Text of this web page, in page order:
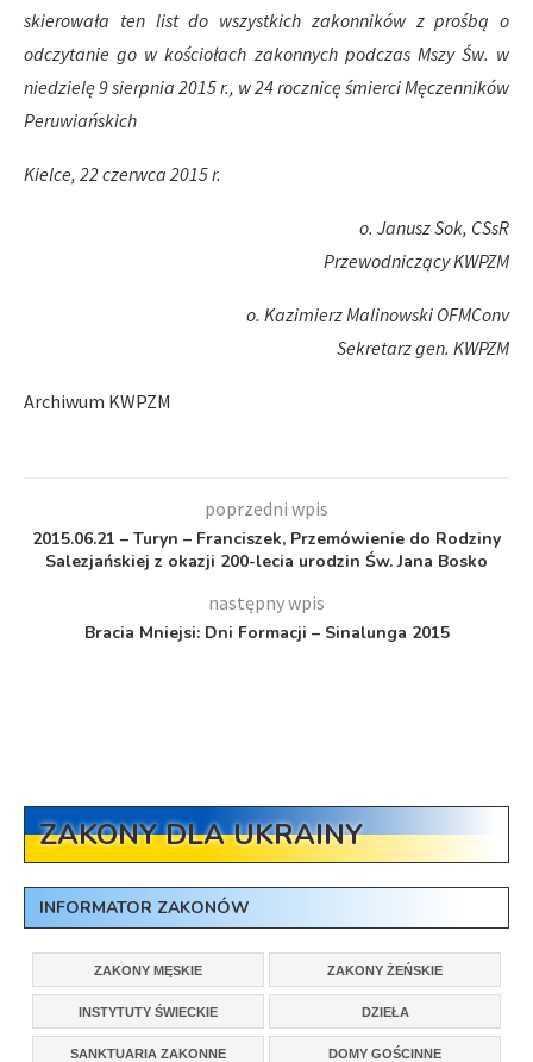
skierowała ten list do wszystkich zakonników z prośbą o
odczytanie go w kościołach zakonnych podczas Mszy Św. w
niedzielę 9 sierpnia 2015 r., w 24 rocznicę śmierci Męczenników
Peruwiańskich
Kielce, 22 czerwca 2015 r.
o. Janusz Sok, CSsR
Przewodniczący KWPZM
o. Kazimierz Malinowski OFMConv
Sekretarz gen. KWPZM
Archiwum KWPZM
poprzedni wpis
2015.06.21 – Turyn – Franciszek, Przemówienie do Rodziny
Salezjańskiej z okazji 200-lecia urodzin Św. Jana Bosko
następny wpis
Bracia Mniejsi: Dni Formacji – Sinalunga 2015
ZAKONY DLA UKRAINY
INFORMATOR ZAKONÓW
ZAKONY MĘSKIE ZAKONY ŻEŃSKIE
INSTYTUTY ŚWIECKIE DZIEŁA
SANKTUARIA ZAKONNE DOMY GOŚCINNE